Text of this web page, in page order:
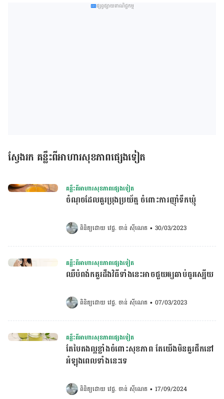
ផ្សព្វផ្សាយពាណិជ្ជកម្ម
ស្វែងរក គន្លឹះពីអាហារសុខភាពផ្សេងទៀត
គន្លឹះពីអាហារសុខភាពផ្សេងទៀត
ចំណុចដែលគួរប្រុងប្រយ័ត្ន ចំពោះការញ៉ាំទឹកឃ្មុំ
ពិនិត្យដោយ វេជ្ជ. ចាន់ ស៊ីណេត • 30/03/2023
គន្លឹះពីអាហារសុខភាពផ្សេងទៀត
ឈឺបំពង់កគួរដឹងវិធីទាំងនេះអាចជួយឲ្យឆាប់ធូរស្បើយ
ពិនិត្យដោយ វេជ្ជ. ចាន់ ស៊ីណេត • 07/03/2023
គន្លឹះពីអាហារសុខភាពផ្សេងទៀត
តែបៃតងល្អខ្លាំងចំពោះសុខភាព តែយើងមិនគួរផឹកនៅ
អំឡុងពេលទាំងនេះទេ
ពិនិត្យដោយ វេជ្ជ. ចាន់ ស៊ីណេត • 17/09/2024